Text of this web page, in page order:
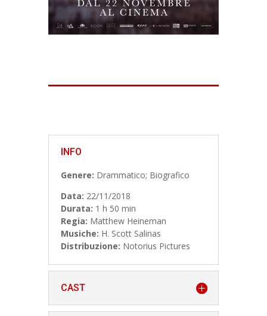
INFO
Genere: Drammatico; Biografico
Data: 22/11/2018
Durata: 1 h 50 min
Regia: Matthew Heineman
Musiche: H. Scott Salinas
Distribuzione: Notorius Pictures
CAST